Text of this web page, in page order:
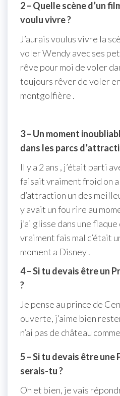
2 – Quelle scène d’un
voulu vivre ?
J’aurais voulus vivre la
voler Wendy avec ses
rêve pour moi de voler
toujours rêver de voler
montgolfière .
3 – Un moment
dans les parcs
Il y a 2 ans , j’était parti
faisait vraiment froid on
d’attraction un des
y avait un fou rire au
j’ai glisse dans une flaque
vraiment fais mal c’était
moment a Disney .
4 – Si tu devais être un
?
Je pense au prince de
ouverte, j’aime bien
n’ai pas de château
5 – Si tu devais être une
serais-tu ?
Oh et bien, je vais